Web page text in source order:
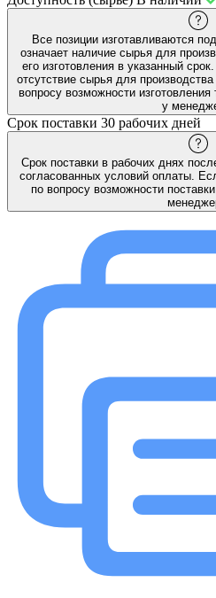
Все позиции изготавливаются
означает наличие сырья для
его изготовления в указанный
отсутствие сырья для
вопросу возможности
у
Срок поставки 30 рабочих дней
Срок поставки в рабочих днях
согласованных условий оплаты.
по вопросу возможности